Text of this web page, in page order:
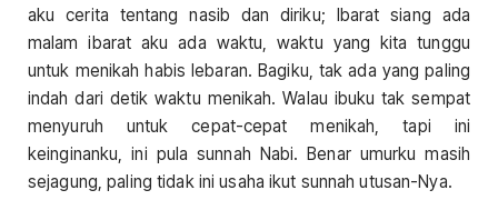
aku cerita tentang nasib dan diriku; Ibarat siang ada
malam ibarat aku ada waktu, waktu yang kita tunggu
untuk menikah habis lebaran. Bagiku, tak ada yang paling
indah dari detik waktu menikah. Walau ibuku tak sempat
menyuruh untuk cepat-cepat menikah, tapi ini
keinginanku, ini pula sunnah Nabi. Benar umurku masih
sejagung, paling tidak ini usaha ikut sunnah utusan-Nya.